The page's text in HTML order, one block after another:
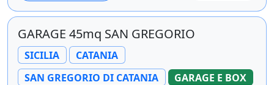
GARAGE 45mq SAN GREGORIO
SICILIA
CATANIA
SAN GREGORIO DI CATANIA
GARAGE E BOX